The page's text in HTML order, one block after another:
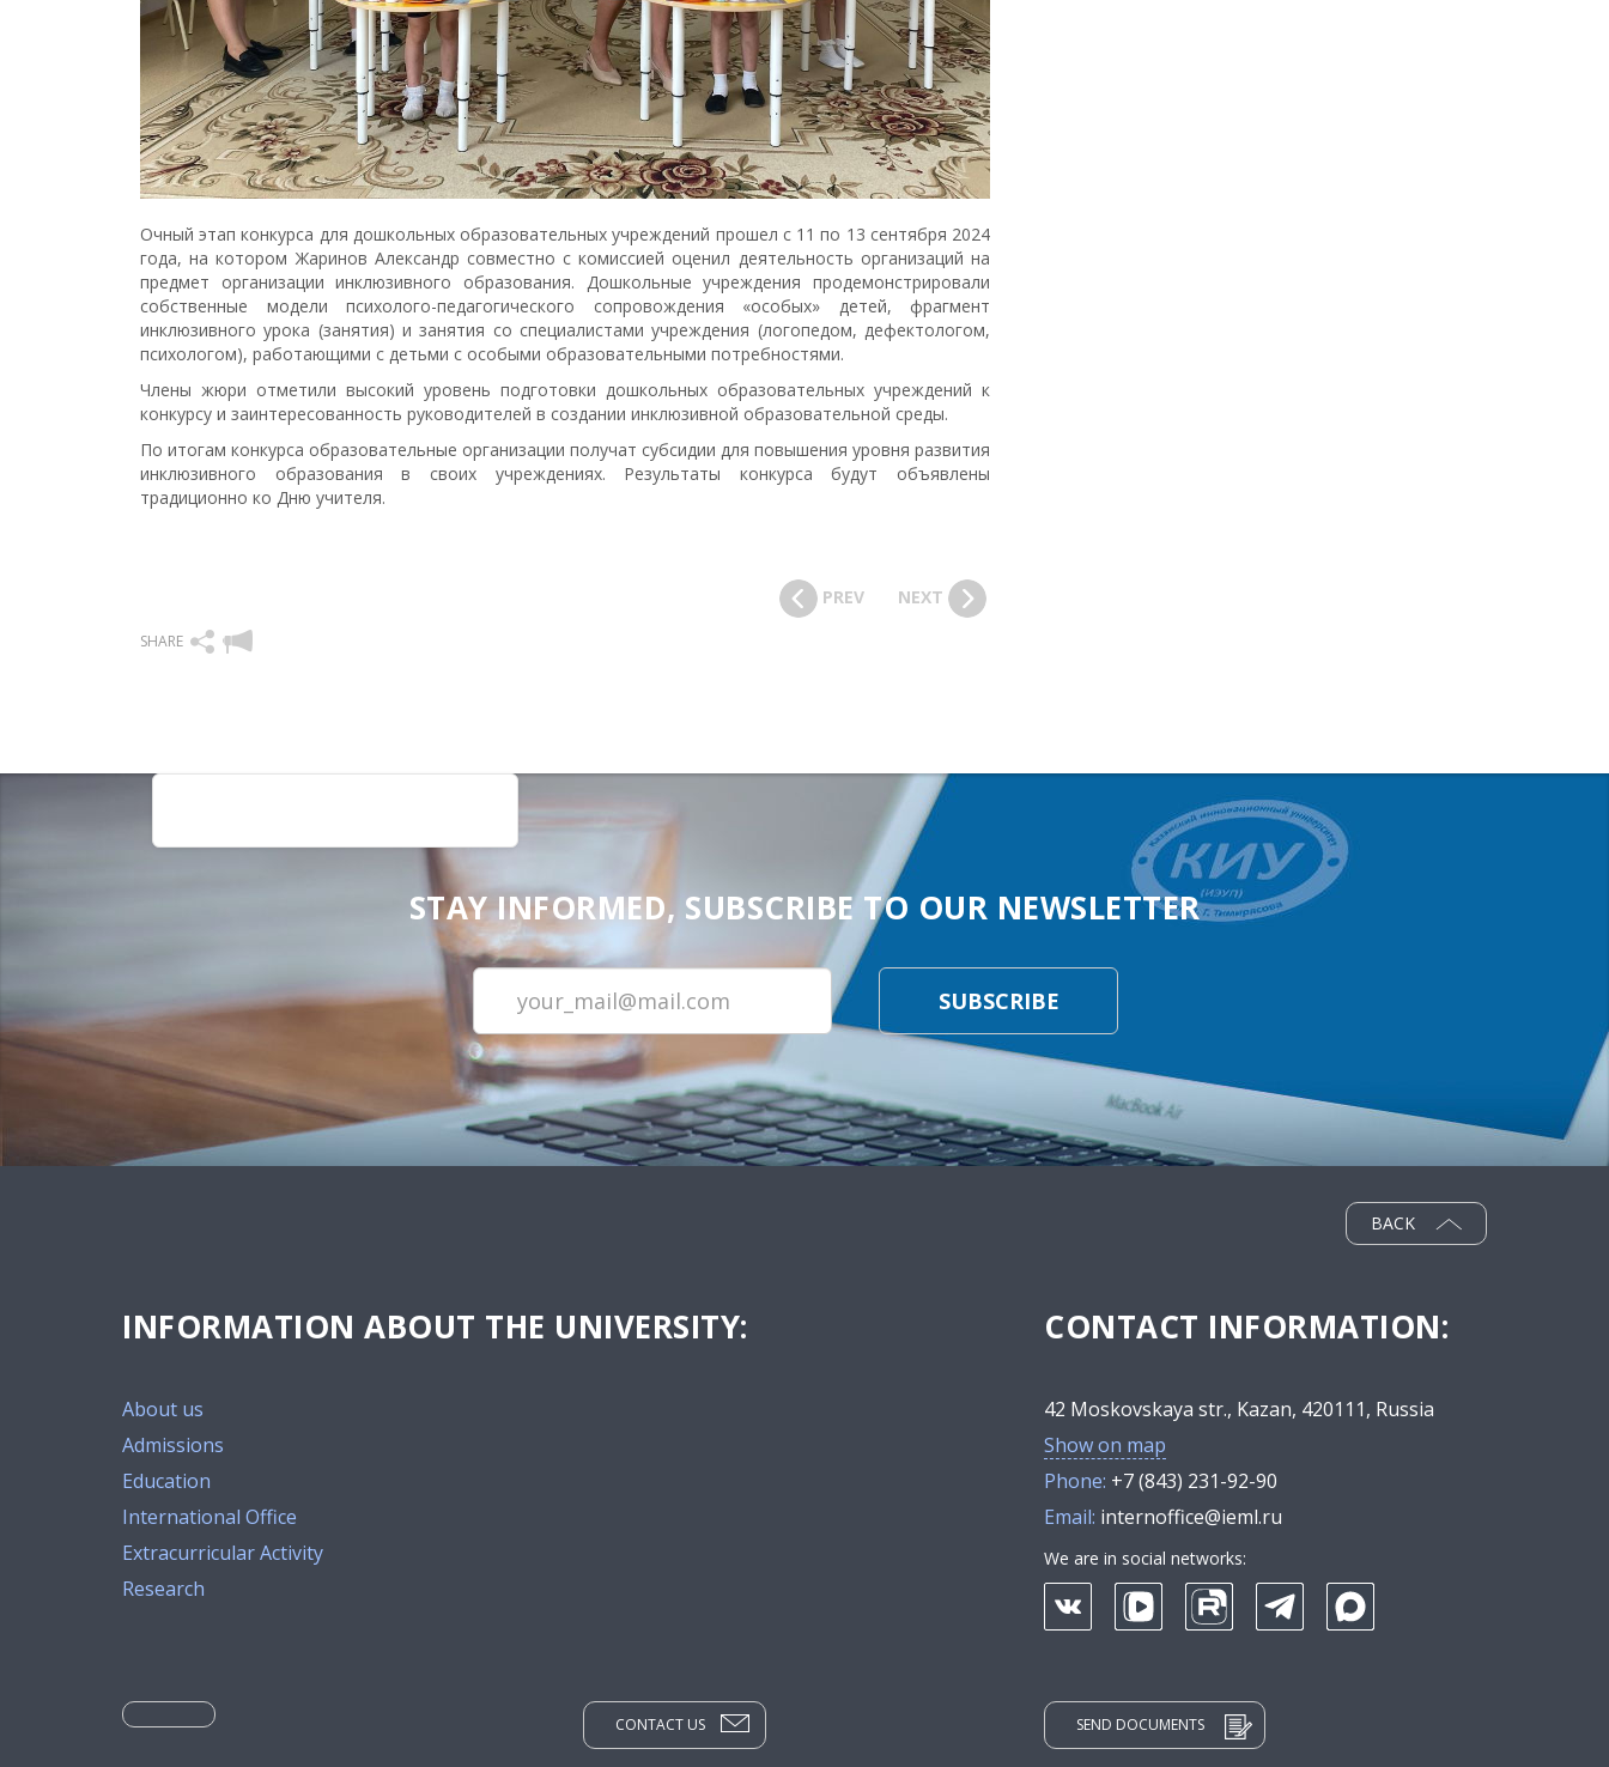
Очный этап конкурса для дошкольных образовательных учреждений прошел с 11 по 13 сентября 2024
года, на котором Жаринов Александр совместно с комиссией оценил деятельность организаций на
предмет организации инклюзивного образования. Дошкольные учреждения продемонстрировали
собственные модели психолого-педагогического сопровождения «особых» детей, фрагмент
инклюзивного урока (занятия) и занятия со специалистами учреждения (логопедом, дефектологом,
психологом), работающими с детьми с особыми образовательными потребностями.
Члены жюри отметили высокий уровень подготовки дошкольных образовательных учреждений к
конкурсу и заинтересованность руководителей в создании инклюзивной образовательной среды.
По итогам конкурса образовательные организации получат субсидии для повышения уровня развития
инклюзивного образования в своих учреждениях. Результаты конкурса будут объявлены
традиционно ко Дню учителя.
SHARE
PREV NEXT
STAY INFORMED, SUBSCRIBE TO OUR NEWSLETTER
SUBSCRIBE
INFORMATION ABOUT THE UNIVERSITY:
About us
Admissions
Education
International Office
Extracurricular Activity
Research
BACK
CONTACT INFORMATION:
42 Moskovskaya str., Kazan, 420111, Russia
Show on map
Phone: +7 (843) 231-92-90
Email: internoffice@ieml.ru
We are in social networks:
CONTACT US SEND DOCUMENTS